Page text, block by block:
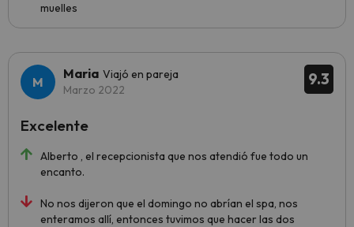
muelles
9.3
Maria Viajó en pareja
Marzo 2022
Alberto , el recepcionista que nos atendió fue todo un
encanto.
No nos dijeron que el domingo no abrían el spa, nos
enteramos allí, entonces tuvimos que hacer las dos
Excelente